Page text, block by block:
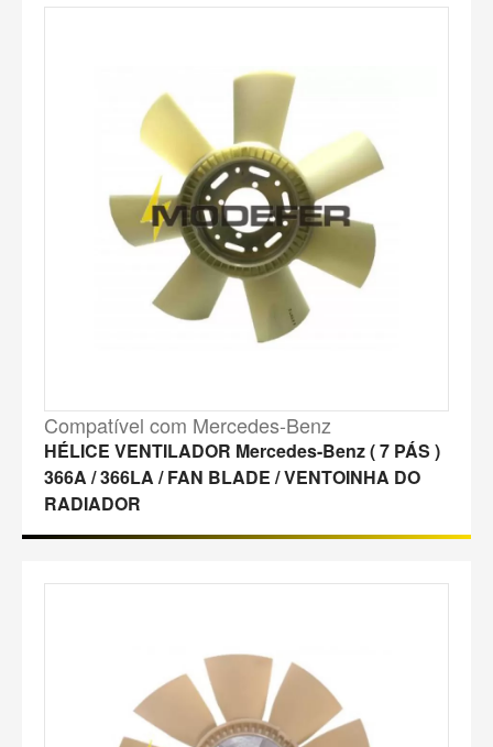
Compatível com Mercedes-Benz
HÉLICE VENTILADOR Mercedes-Benz ( 7 PÁS )
366A / 366LA / FAN BLADE / VENTOINHA DO
RADIADOR